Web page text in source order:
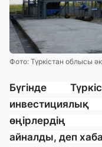
Фото: Түркістан облысы
Бүгінде
айналды, деп